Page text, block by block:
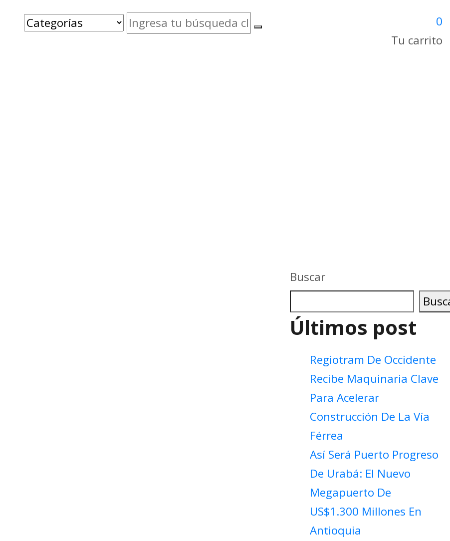
0
Tu carrito
Buscar
Últimos post
Regiotram De Occidente
Recibe Maquinaria Clave
Para Acelerar
Construcción De La Vía
Férrea
Así Será Puerto Progreso
De Urabá: El Nuevo
Megapuerto De
US$1.300 Millones En
Antioquia